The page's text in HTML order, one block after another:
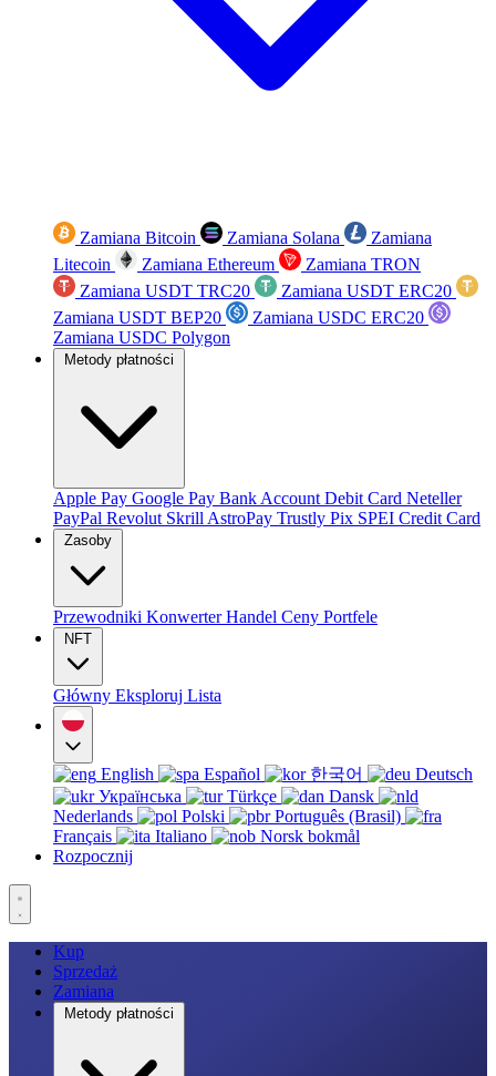
Zamiana Bitcoin Zamiana Solana
Zamiana
Litecoin
Zamiana Ethereum
Zamiana TRON
Zamiana USDT TRC20
Zamiana USDT ERC20
Zamiana USDT BEP20
Zamiana USDC ERC20
Zamiana USDC Polygon
Metody płatności
Apple Pay Google Pay Bank Account Debit Card Neteller
PayPal Revolut Skrill AstroPay Trustly Pix SPEI Credit Card
Zasoby
Przewodniki KonwerterHandel Ceny Portfele
NFT
Główny Eksploruj Lista
English Español 한국어
Deutsch
Українська
Türkçe
Dansk
Nederlands
Polski
Português (Brasil)
Français
Italiano
Norsk bokmål
Rozpocznij
Kup
Sprzedaż
Zamiana
Metody płatności